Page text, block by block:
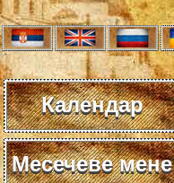
Календар
Месечеве мене